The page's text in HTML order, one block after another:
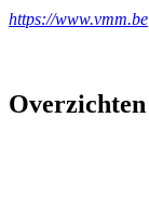
https://www.vmm.be
Overzichten